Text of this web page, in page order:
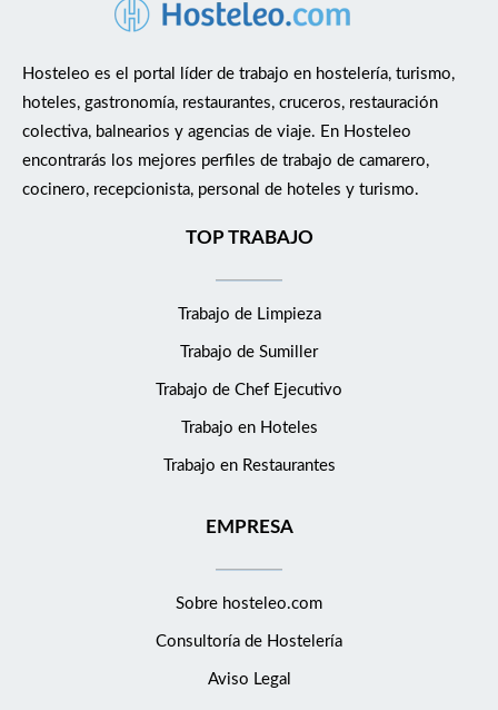
Hosteleo es el portal líder de trabajo en hostelería, turismo,
hoteles, gastronomía, restaurantes, cruceros, restauración
colectiva, balnearios y agencias de viaje. En Hosteleo
encontrarás los mejores perfiles de trabajo de camarero,
cocinero, recepcionista, personal de hoteles y turismo.
TOP TRABAJO
Trabajo de Limpieza
Trabajo de Sumiller
Trabajo de Chef Ejecutivo
Trabajo en Hoteles
Trabajo en Restaurantes
EMPRESA
Sobre hosteleo.com
Consultoría de Hostelería
Aviso Legal